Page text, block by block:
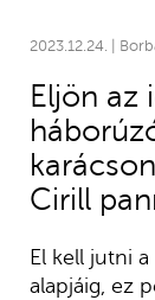
2023.12.24. |
Eljön az
Cirill
El kell jutni
alapjáig, ez